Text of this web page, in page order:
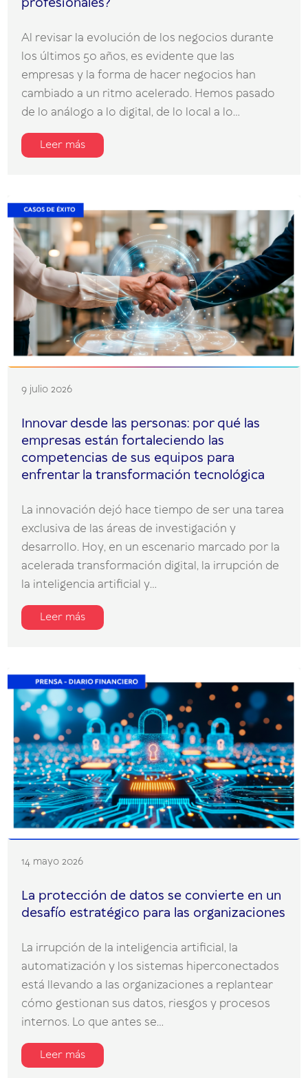
Al revisar la evolución de los negocios durante
los últimos 50 años, es evidente que las
empresas y la forma de hacer negocios han
cambiado a un ritmo acelerado. Hemos pasado
de lo análogo a lo digital, de lo local a lo...
Leer más
9 julio 2026
Innovar desde las personas: por qué las
empresas están fortaleciendo las
competencias de sus equipos para
enfrentar la transformación tecnológica
La innovación dejó hace tiempo de ser una tarea
exclusiva de las áreas de investigación y
desarrollo. Hoy, en un escenario marcado por la
acelerada transformación digital, la irrupción de
la inteligencia artificial y...
Leer más
14 mayo 2026
La protección de datos se convierte en un
desafío estratégico para las organizaciones
La irrupción de la inteligencia artificial, la
automatización y los sistemas hiperconectados
está llevando a las organizaciones a replantear
cómo gestionan sus datos, riesgos y procesos
internos. Lo que antes se...
Leer más